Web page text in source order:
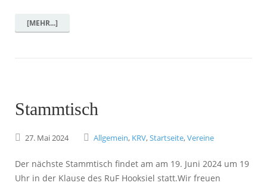
[MEHR...]
Stammtisch
27. Mai2024 Allgemein, KRV,Startseite,Vereine
Der nächste Stammtisch findet am am 19. Juni 2024 um 19
Uhr in der Klause des RuF Hooksiel statt.Wir freuen